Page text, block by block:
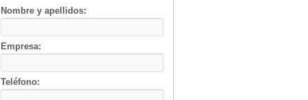
Nombre y apellidos:
Empresa:
Teléfono: